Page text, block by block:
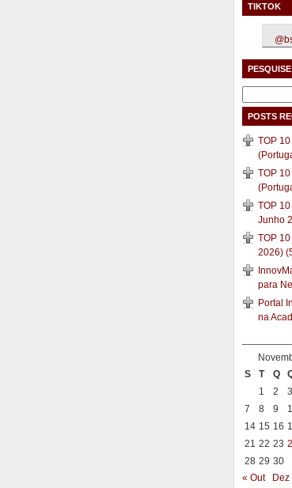
TIKTOK
por:
POSTS
TOP
TOP
TOP
Junho
TOP
2026)
para
Portal
na
S
T Q
1
2
3
7
8 9
14 15 16
21 22 23
28 29 30
« Out
Dez